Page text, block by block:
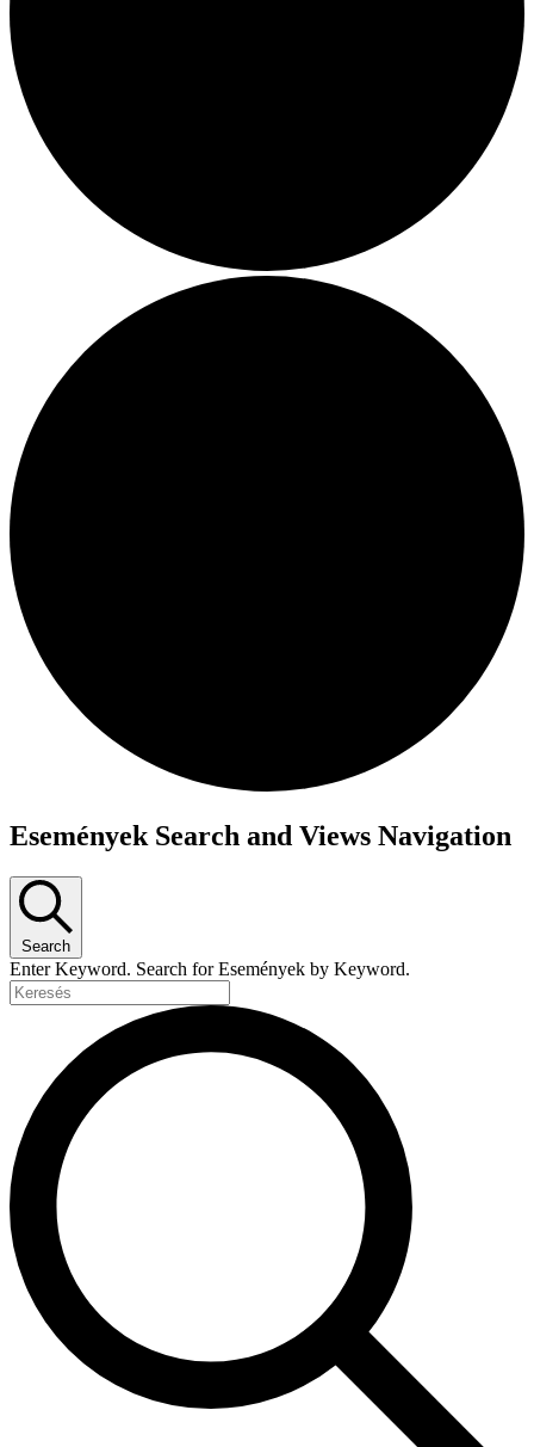
Események Search and Views Navigation
Search
Enter Keyword. Search for Események by Keyword.